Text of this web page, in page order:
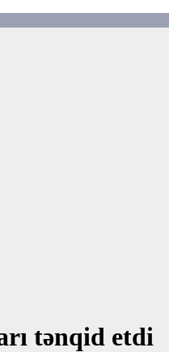
tənqid etdi